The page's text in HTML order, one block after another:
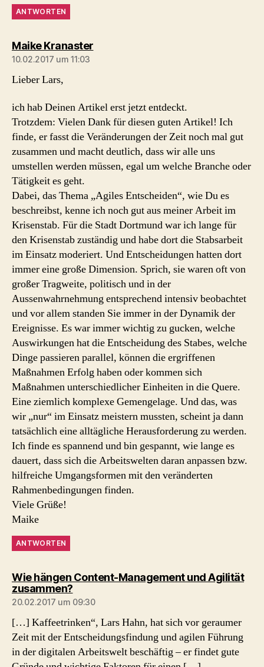
ANTWORTEN
Maike Kranastersagt:
10.02.2017 um 11:03
Lieber Lars,
ich hab Deinen Artikel erst jetzt entdeckt.
Trotzdem: Vielen Dank für diesen guten Artikel! Ich
finde, er fasst die Veränderungen der Zeit noch mal gut
zusammen und macht deutlich, dass wir alle uns
umstellen werden müssen, egal um welche Branche oder
Tätigkeit es geht.
Dabei, das Thema „Agiles Entscheiden“, wie Du es
beschreibst, kenne ich noch gut aus meiner Arbeit im
Krisenstab. Für die Stadt Dortmund war ich lange für
den Krisenstab zuständig und habe dort die Stabsarbeit
im Einsatz moderiert. Und Entscheidungen hatten dort
immer eine große Dimension. Sprich, sie waren oft von
großer Tragweite, politisch und in der
Aussenwahrnehmung entsprechend intensiv beobachtet
und vor allem standen Sie immer in der Dynamik der
Ereignisse. Es war immer wichtig zu gucken, welche
Auswirkungen hat die Entscheidung des Stabes, welche
Dinge passieren parallel, können die ergriffenen
Maßnahmen Erfolg haben oder kommen sich
Maßnahmen unterschiedlicher Einheiten in die Quere.
Eine ziemlich komplexe Gemengelage. Und das, was
wir „nur“ im Einsatz meistern mussten, scheint ja dann
tatsächlich eine alltägliche Herausforderung zu werden.
Ich finde es spannend und bin gespannt, wie lange es
dauert, dass sich die Arbeitswelten daran anpassen bzw.
hilfreiche Umgangsformen mit den veränderten
Rahmenbedingungen finden.
Viele Grüße!
Maike
ANTWORTEN
Wie hängen Content-Management und Agilität
zusammen?sagt:
20.02.2017 um 09:30
[…] Kaffeetrinken“, Lars Hahn, hat sich vor geraumer
Zeit mit der Entscheidungsfindung und agilen Führung
in der digitalen Arbeitswelt beschäftig – er findet gute